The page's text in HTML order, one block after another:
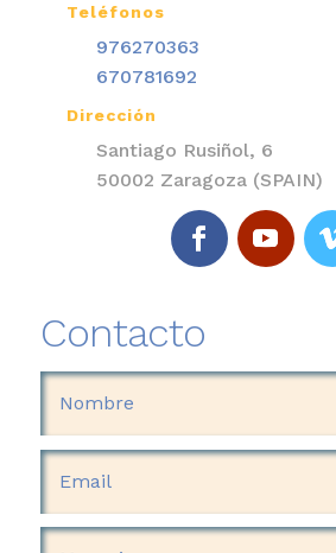
Teléfonos
976270363
670781692
Dirección
Santiago Rusiñol, 6
50002 Zaragoza (SPAIN)
Contacto